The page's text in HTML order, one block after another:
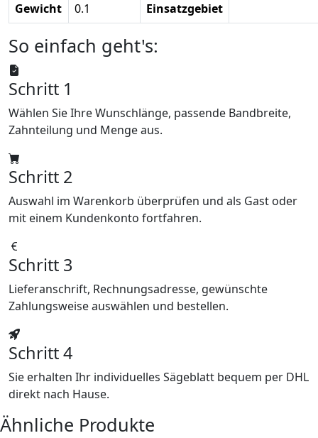
Gewicht 0.1 Einsatzgebiet
So einfach geht's:
Schritt 1
Wählen Sie Ihre Wunschlänge, passende Bandbreite,
Zahnteilung und Menge aus.
Schritt 2
Auswahl im Warenkorb überprüfen und als Gast oder
mit einem Kundenkonto fortfahren.
Schritt 3
Lieferanschrift, Rechnungsadresse, gewünschte
Zahlungsweise auswählen und bestellen.
Schritt 4
Sie erhalten Ihr individuelles Sägeblatt bequem per DHL
direkt nach Hause.
Ähnliche Produkte